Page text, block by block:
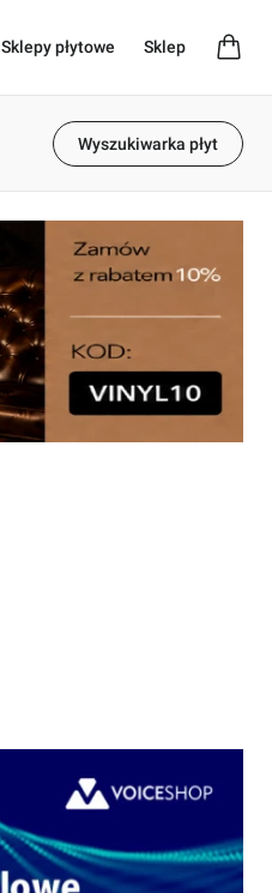
Sklepy płytowe Sklep
Wyszukiwarka płyt